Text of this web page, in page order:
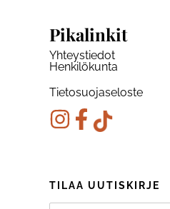
Pikalinkit
Yhteystiedot
Henkilökunta
Tietosuojaseloste
TILAA UUTISKIRJE